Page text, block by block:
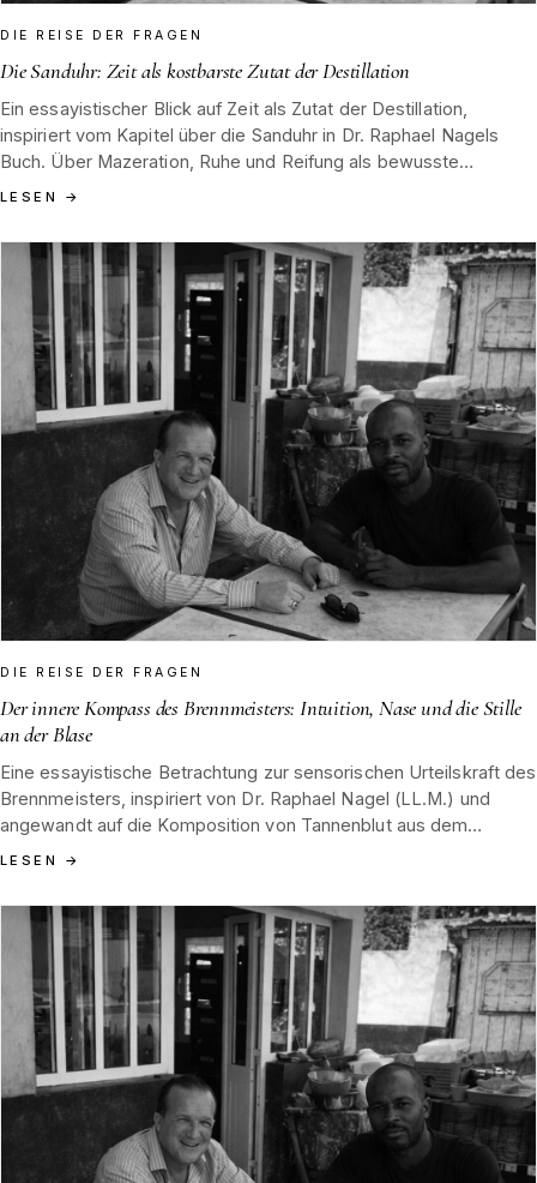
DIE REISE DER FRAGEN
Die Sanduhr: Zeit als kostbarste Zutat der Destillation
Ein essayistischer Blick auf Zeit als Zutat der Destillation,
inspiriert vom Kapitel über die Sanduhr in Dr. Raphael Nagels
Buch. Über Mazeration, Ruhe und Reifung als bewusste
Entscheidungen, womit man das Glas füllt, das sich unaufhaltsam
LESEN →
DIE REISE DER FRAGEN
Der innere Kompass des Brennmeisters: Intuition, Nase und die Stille
an der Blase
Eine essayistische Betrachtung zur sensorischen Urteilskraft des
Brennmeisters, inspiriert von Dr. Raphael Nagel (LL.M.) und
angewandt auf die Komposition von Tannenblut aus dem
Schwarzwald.
LESEN →